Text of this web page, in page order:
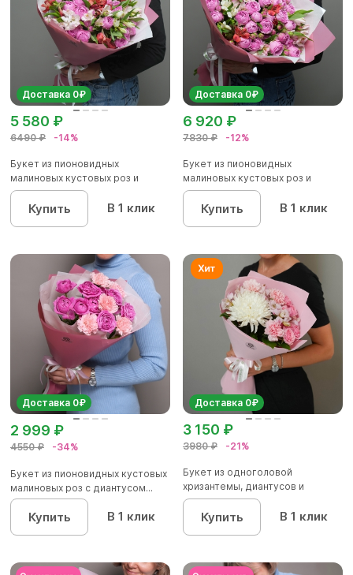
Доставка 0₽
6490 ₽ -14%
5 580 ₽
Букет из пионовидных
малиновых кустовых роз и
альстроме...
Купить В 1 клик
Доставка 0₽
7830 ₽ -12%
6 920 ₽
Букет из пионовидных
малиновых кустовых роз и
альстроме...
Купить В 1 клик
Доставка 0₽
4550 ₽ -34%
2 999 ₽
Букет из пионовидных кустовых
малиновых роз с диантусом...
Купить В 1 клик
Доставка 0₽
3980 ₽ -21%
3 150 ₽
Букет из одноголовой
хризантемы, диантусов и
альстромер...
Купить В 1 клик